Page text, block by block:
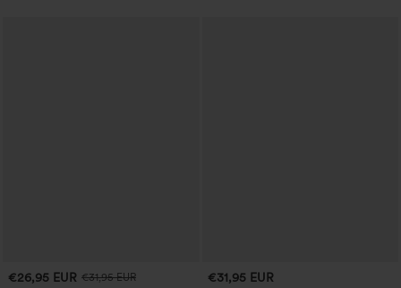
€26,95 EUR €31,95 EUR
€31,95 EUR